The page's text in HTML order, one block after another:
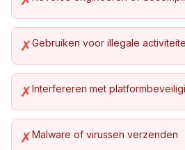
✗Gebruiken voor illegale
✗Interfereren met
✗Malware of virussen verzenden